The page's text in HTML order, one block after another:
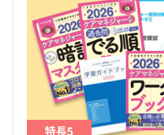
特長5